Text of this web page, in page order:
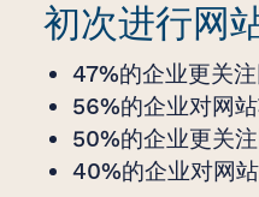
初次进行网
47%的企业更关
56%的企业对网
50%的企业更关
40%的企业对网